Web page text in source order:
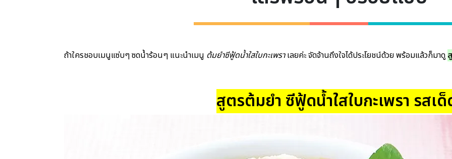
ถ้าใครชอบเมนูแซ่บๆ ซดน้ำร้อนๆ แนะนำเมนู ต้มยำซีฟู้ดน้ำใสใบกะเพราเลยค่ะ จัดจ้านถึงใจได้ประโยชน์ด้วย พร้อมแล้วก็มาดู
สูตรต้มยำ ซีฟู้ดน้ำใสใบกะเพรา รสเ